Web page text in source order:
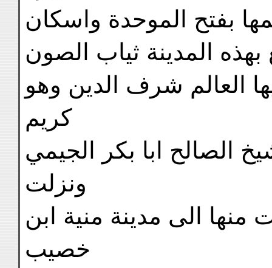
بفتح الموحدة واسكان
المدينة ثياب الصون
العالم شرف الدين وهو
كريم
الصالح ابا بكر الجيمي
ونزلت
الى مدينة منية ابن
خصيب